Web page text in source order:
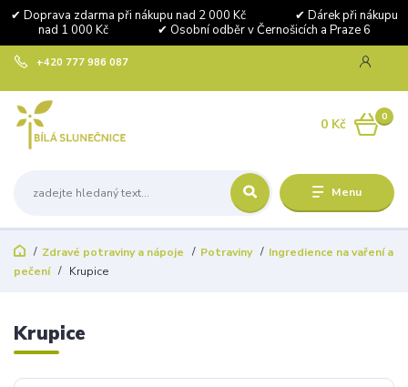
✔ Doprava zdarma při nákupu nad 2 000 Kč ✔ Dárek při nákupu
nad 1 000 Kč ✔ Osobní odběr v Černošicích a Praze 6
Menu
+420 777 986 087
0
0 Kč
Zdravé potraviny a nápoje Potraviny
Ingredience na vaření a
pečení
Krupice
Krupice